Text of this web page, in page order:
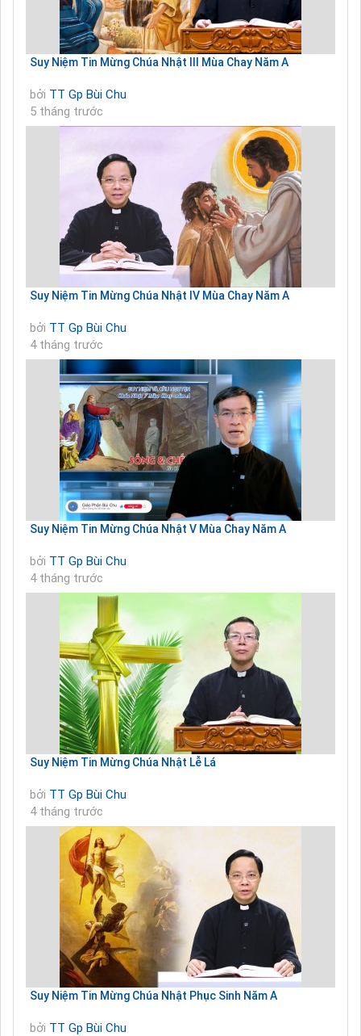
Suy Niệm Tin Mừng Chúa Nhật III Mùa Chay Năm A
bởi TT Gp Bùi Chu
5 tháng trước
Suy Niệm Tin Mừng Chúa Nhật IV Mùa Chay Năm A
bởi TT Gp Bùi Chu
4 tháng trước
Suy Niệm Tin Mừng Chúa Nhật V Mùa Chay Năm A
bởi TT Gp Bùi Chu
4 tháng trước
Suy Niệm Tin Mừng Chúa Nhật Lễ Lá
bởi TT Gp Bùi Chu
4 tháng trước
Suy Niệm Tin Mừng Chúa Nhật Phục Sinh Năm A
bởi TT Gp Bùi Chu